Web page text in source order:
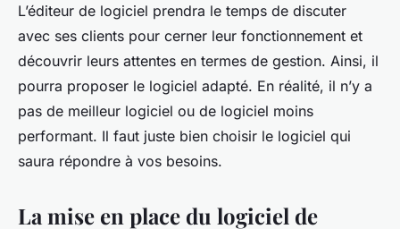
L’éditeur de logiciel prendra le temps de discuter
avec ses clients pour cerner leur fonctionnement et
découvrir leurs attentes en termes de gestion. Ainsi, il
pourra proposer le logiciel adapté. En réalité, il n’y a
pas de meilleur logiciel ou de logiciel moins
performant. Il faut juste bien choisir le logiciel qui
saura répondre à vos besoins.
La mise en place du logiciel de